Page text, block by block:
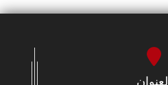
العنوان